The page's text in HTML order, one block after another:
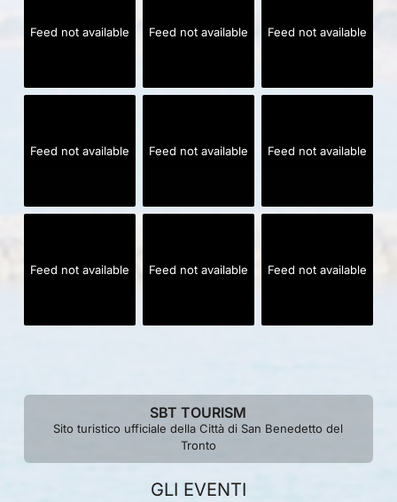
Feed not available Feed not available Feed not available
Feed not available Feed not available Feed not available
Feed not available Feed not available Feed not available
SBT TOURISM
Sito turistico ufficiale della Città di San Benedetto del
Tronto
GLI EVENTI